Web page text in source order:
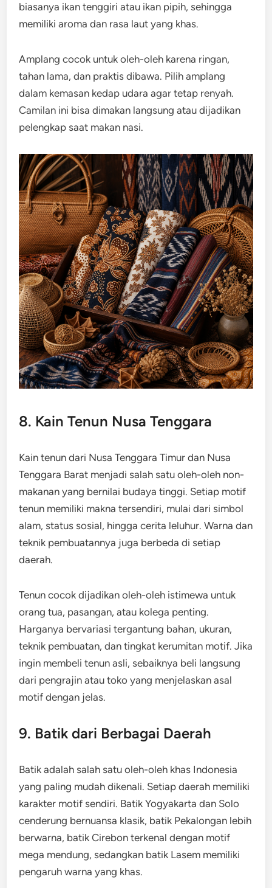
biasanya ikan tenggiri atau ikan pipih, sehingga
memiliki aroma dan rasa laut yang khas.
Amplang cocok untuk oleh-oleh karena ringan,
tahan lama, dan praktis dibawa. Pilih amplang
dalam kemasan kedap udara agar tetap renyah.
Camilan ini bisa dimakan langsung atau dijadikan
pelengkap saat makan nasi.
8. Kain Tenun Nusa Tenggara
Kain tenun dari Nusa Tenggara Timur dan Nusa
Tenggara Barat menjadi salah satu oleh-oleh non-
makanan yang bernilai budaya tinggi. Setiap motif
tenun memiliki makna tersendiri, mulai dari simbol
alam, status sosial, hingga cerita leluhur. Warna dan
teknik pembuatannya juga berbeda di setiap
daerah.
Tenun cocok dijadikan oleh-oleh istimewa untuk
orang tua, pasangan, atau kolega penting.
Harganya bervariasi tergantung bahan, ukuran,
teknik pembuatan, dan tingkat kerumitan motif. Jika
ingin membeli tenun asli, sebaiknya beli langsung
dari pengrajin atau toko yang menjelaskan asal
motif dengan jelas.
9. Batik dari Berbagai Daerah
Batik adalah salah satu oleh-oleh khas Indonesia
yang paling mudah dikenali. Setiap daerah memiliki
karakter motif sendiri. Batik Yogyakarta dan Solo
cenderung bernuansa klasik, batik Pekalongan lebih
berwarna, batik Cirebon terkenal dengan motif
mega mendung, sedangkan batik Lasem memiliki
pengaruh warna yang khas.